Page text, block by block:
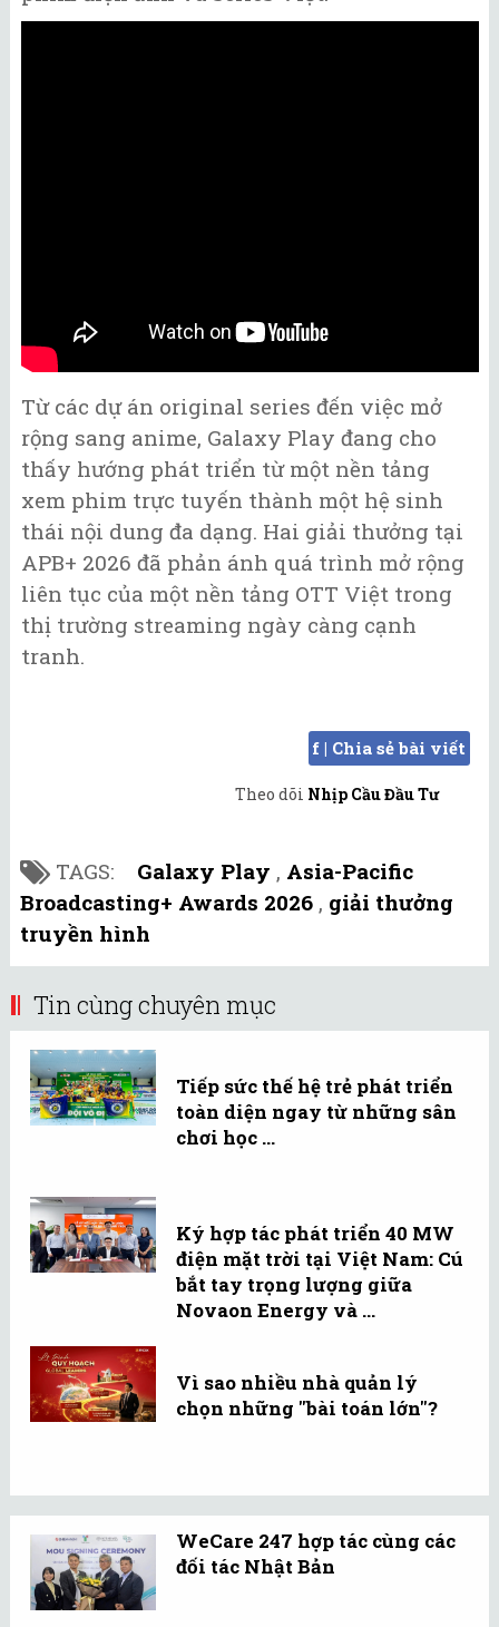
Từ các dự án original series đến việc mở
rộng sang anime, Galaxy Play đang cho
thấy hướng phát triển từ một nền tảng
xem phim trực tuyến thành một hệ sinh
thái nội dung đa dạng. Hai giải thưởng tại
APB+ 2026 đã phản ánh quá trình mở rộng
liên tục của một nền tảng OTT Việt trong
thị trường streaming ngày càng cạnh
tranh.
f | Chia sẻ bài viết
Theo dõi Nhịp Cầu Đầu Tư
TAGS: Galaxy Play , Asia-Pacific
Broadcasting+ Awards 2026 , giải thưởng
truyền hình
Tin cùng chuyên mục
Tiếp sức thế hệ trẻ phát triển
toàn diện ngay từ những sân
chơi học ...
Ký hợp tác phát triển 40 MW
điện mặt trời tại Việt Nam: Cú
bắt tay trọng lượng giữa
Novaon Energy và ...
Vì sao nhiều nhà quản lý
chọn những "bài toán lớn"?
WeCare 247 hợp tác cùng các
đối tác Nhật Bản